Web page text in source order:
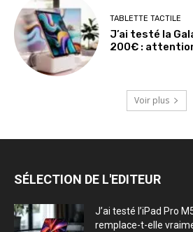
TABLETTE TACTILE
J’ai testé la
200€ :
Voir plus
SÉLECTION DE L'EDITEUR
J’ai testé l’iPad Pro
remplace-t-elle